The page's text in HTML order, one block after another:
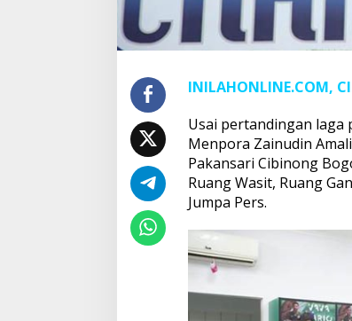
INILAHONLINE.COM,
Usai pertandingan laga
Menpora Zainudin
Pakansari Cibinong
Ruang Wasit, Ruang
Jumpa Pers.